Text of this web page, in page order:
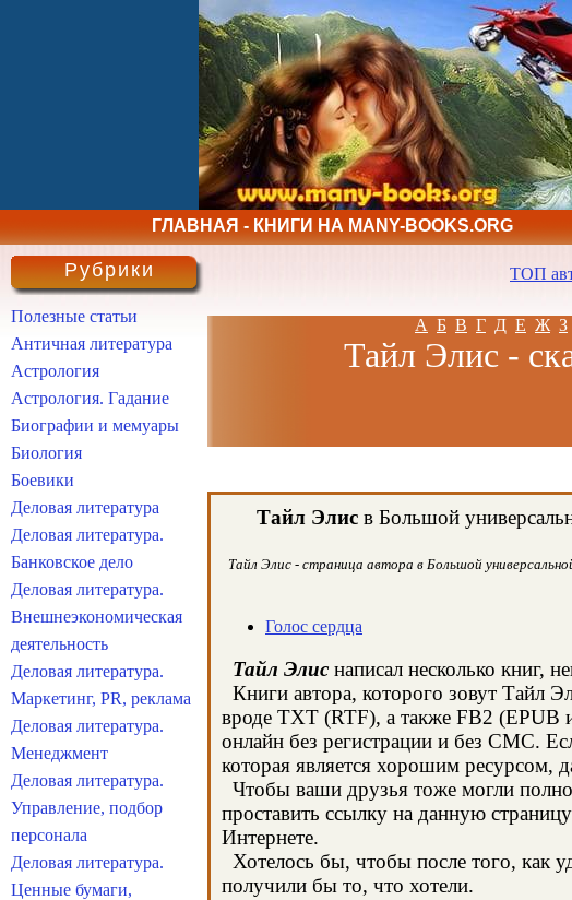
ГЛАВНАЯ - КНИГИ НА MANY-BOOKS.ORG
ТОП
А Б В Г Д Е Ж З
Тайл Элис -
Тайл Элисв Большой
Тайл Элис - страница автора в Большой
Голос сердца
Тайл Элис написал несколько книг,
Книги автора, которого зовут Тайл
вроде TXT (RTF), а также FB2 (EPUB
онлайн без регистрации и без СМС.
которая является хорошим
Чтобы ваши друзья тоже могли
проставить ссылку на данную
Интернете.
Хотелось бы, чтобы после того, как
получили бы то, что хотели.
Рубрики
Полезные статьи
Античная литература
Астрология
Астрология. Гадание
Биографии и мемуары
Биология
Боевики
Деловая литература
Деловая литература.
Банковское дело
Деловая литература.
Внешнеэкономическая
деятельность
Деловая литература.
Маркетинг, PR, реклама
Деловая литература.
Менеджмент
Деловая литература.
Управление, подбор
персонала
Деловая литература.
Ценные бумаги,